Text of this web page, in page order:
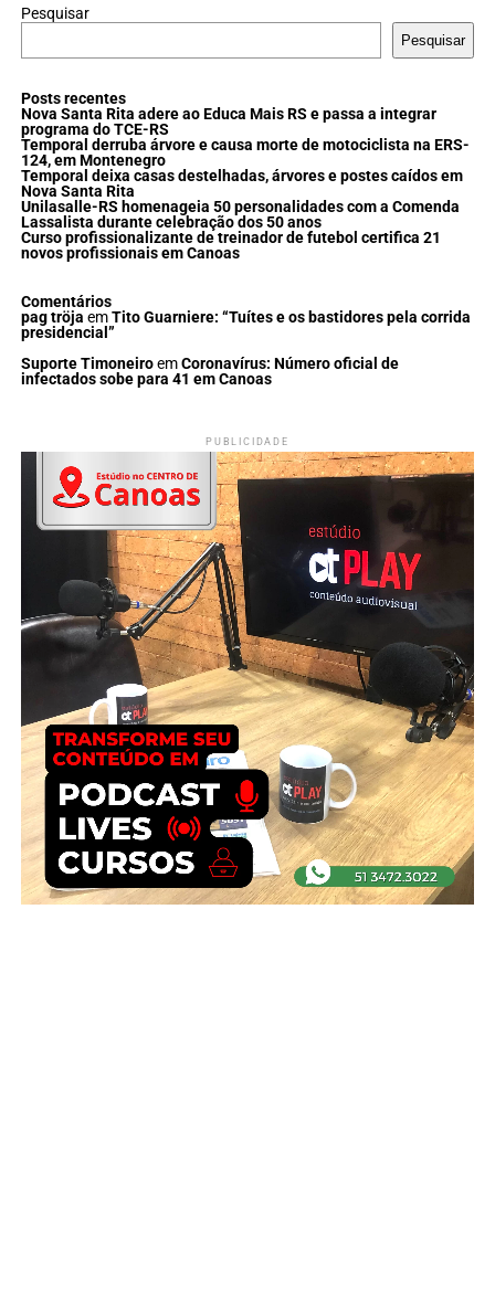
Pesquisar
Pesquisar
Posts recentes
Nova Santa Rita adere ao Educa Mais RS e passa a integrar
programa do TCE-RS
Temporal derruba árvore e causa morte de motociclista na ERS-
124, em Montenegro
Temporal deixa casas destelhadas, árvores e postes caídos em
Nova Santa Rita
Unilasalle-RS homenageia 50 personalidades com a Comenda
Lassalista durante celebração dos 50 anos
Curso profissionalizante de treinador de futebol certifica 21
novos profissionais em Canoas
Comentários
pag tröja emTito Guarniere: “Tuítes e os bastidores pela corrida
presidencial”
Suporte TimoneiroemCoronavírus: Número oficial de
infectados sobe para 41 em Canoas
PUBLICIDADE